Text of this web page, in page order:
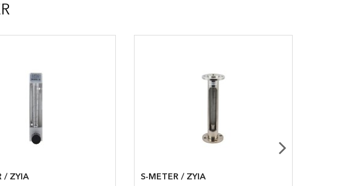
/ ZYIA
S-METER / ZYIA